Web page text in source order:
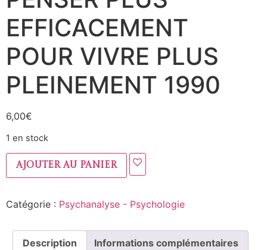
EFFICACEMENT
POUR VIVRE PLUS
PLEINEMENT 1990
6,00€
1 en stock
Ajouter au panier
Catégorie : Psychanalyse - Psychologie
Description Informations complémentaires